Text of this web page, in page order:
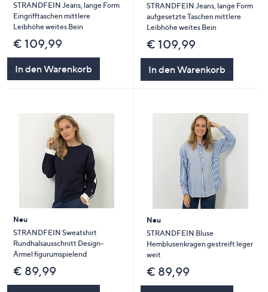
STRANDFEIN Jeans, lange Form
Eingrifftaschen mittlere
Leibhöhe weites Bein
€ 109,99
In den Warenkorb
STRANDFEIN Jeans, lange Form
aufgesetzte Taschen mittlere
Leibhöhe weites Bein
€ 109,99
In den Warenkorb
Neu
STRANDFEIN Sweatshirt
Rundhalsausschnitt Design-
Ärmel figurumspielend
€ 89,99
Neu
STRANDFEIN Bluse
Hemblusenkragen gestreift leger
weit
€ 89,99